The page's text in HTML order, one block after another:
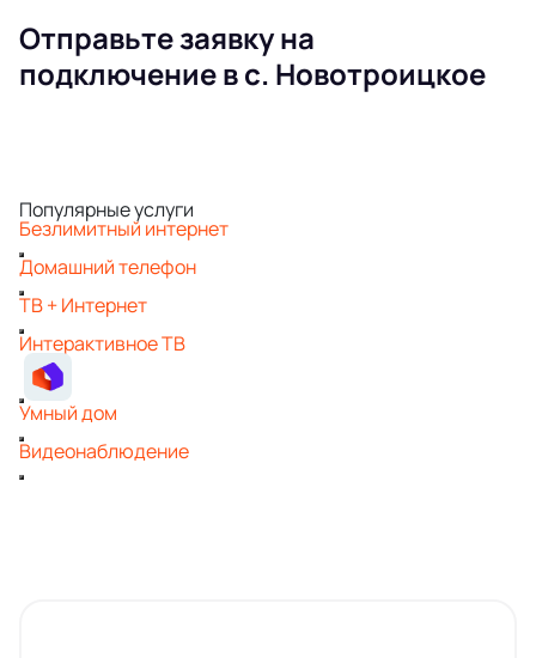
Отправьте заявку на
подключение в с. Новотроицкое
Популярные услуги
Безлимитный интернет
Домашний телефон
ТВ + Интернет
Интерактивное ТВ
Умный дом
Видеонаблюдение